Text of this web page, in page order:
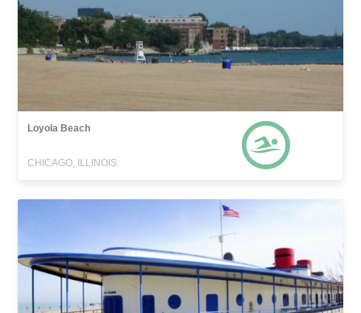
Loyola Beach
CHICAGO, ILLINOIS